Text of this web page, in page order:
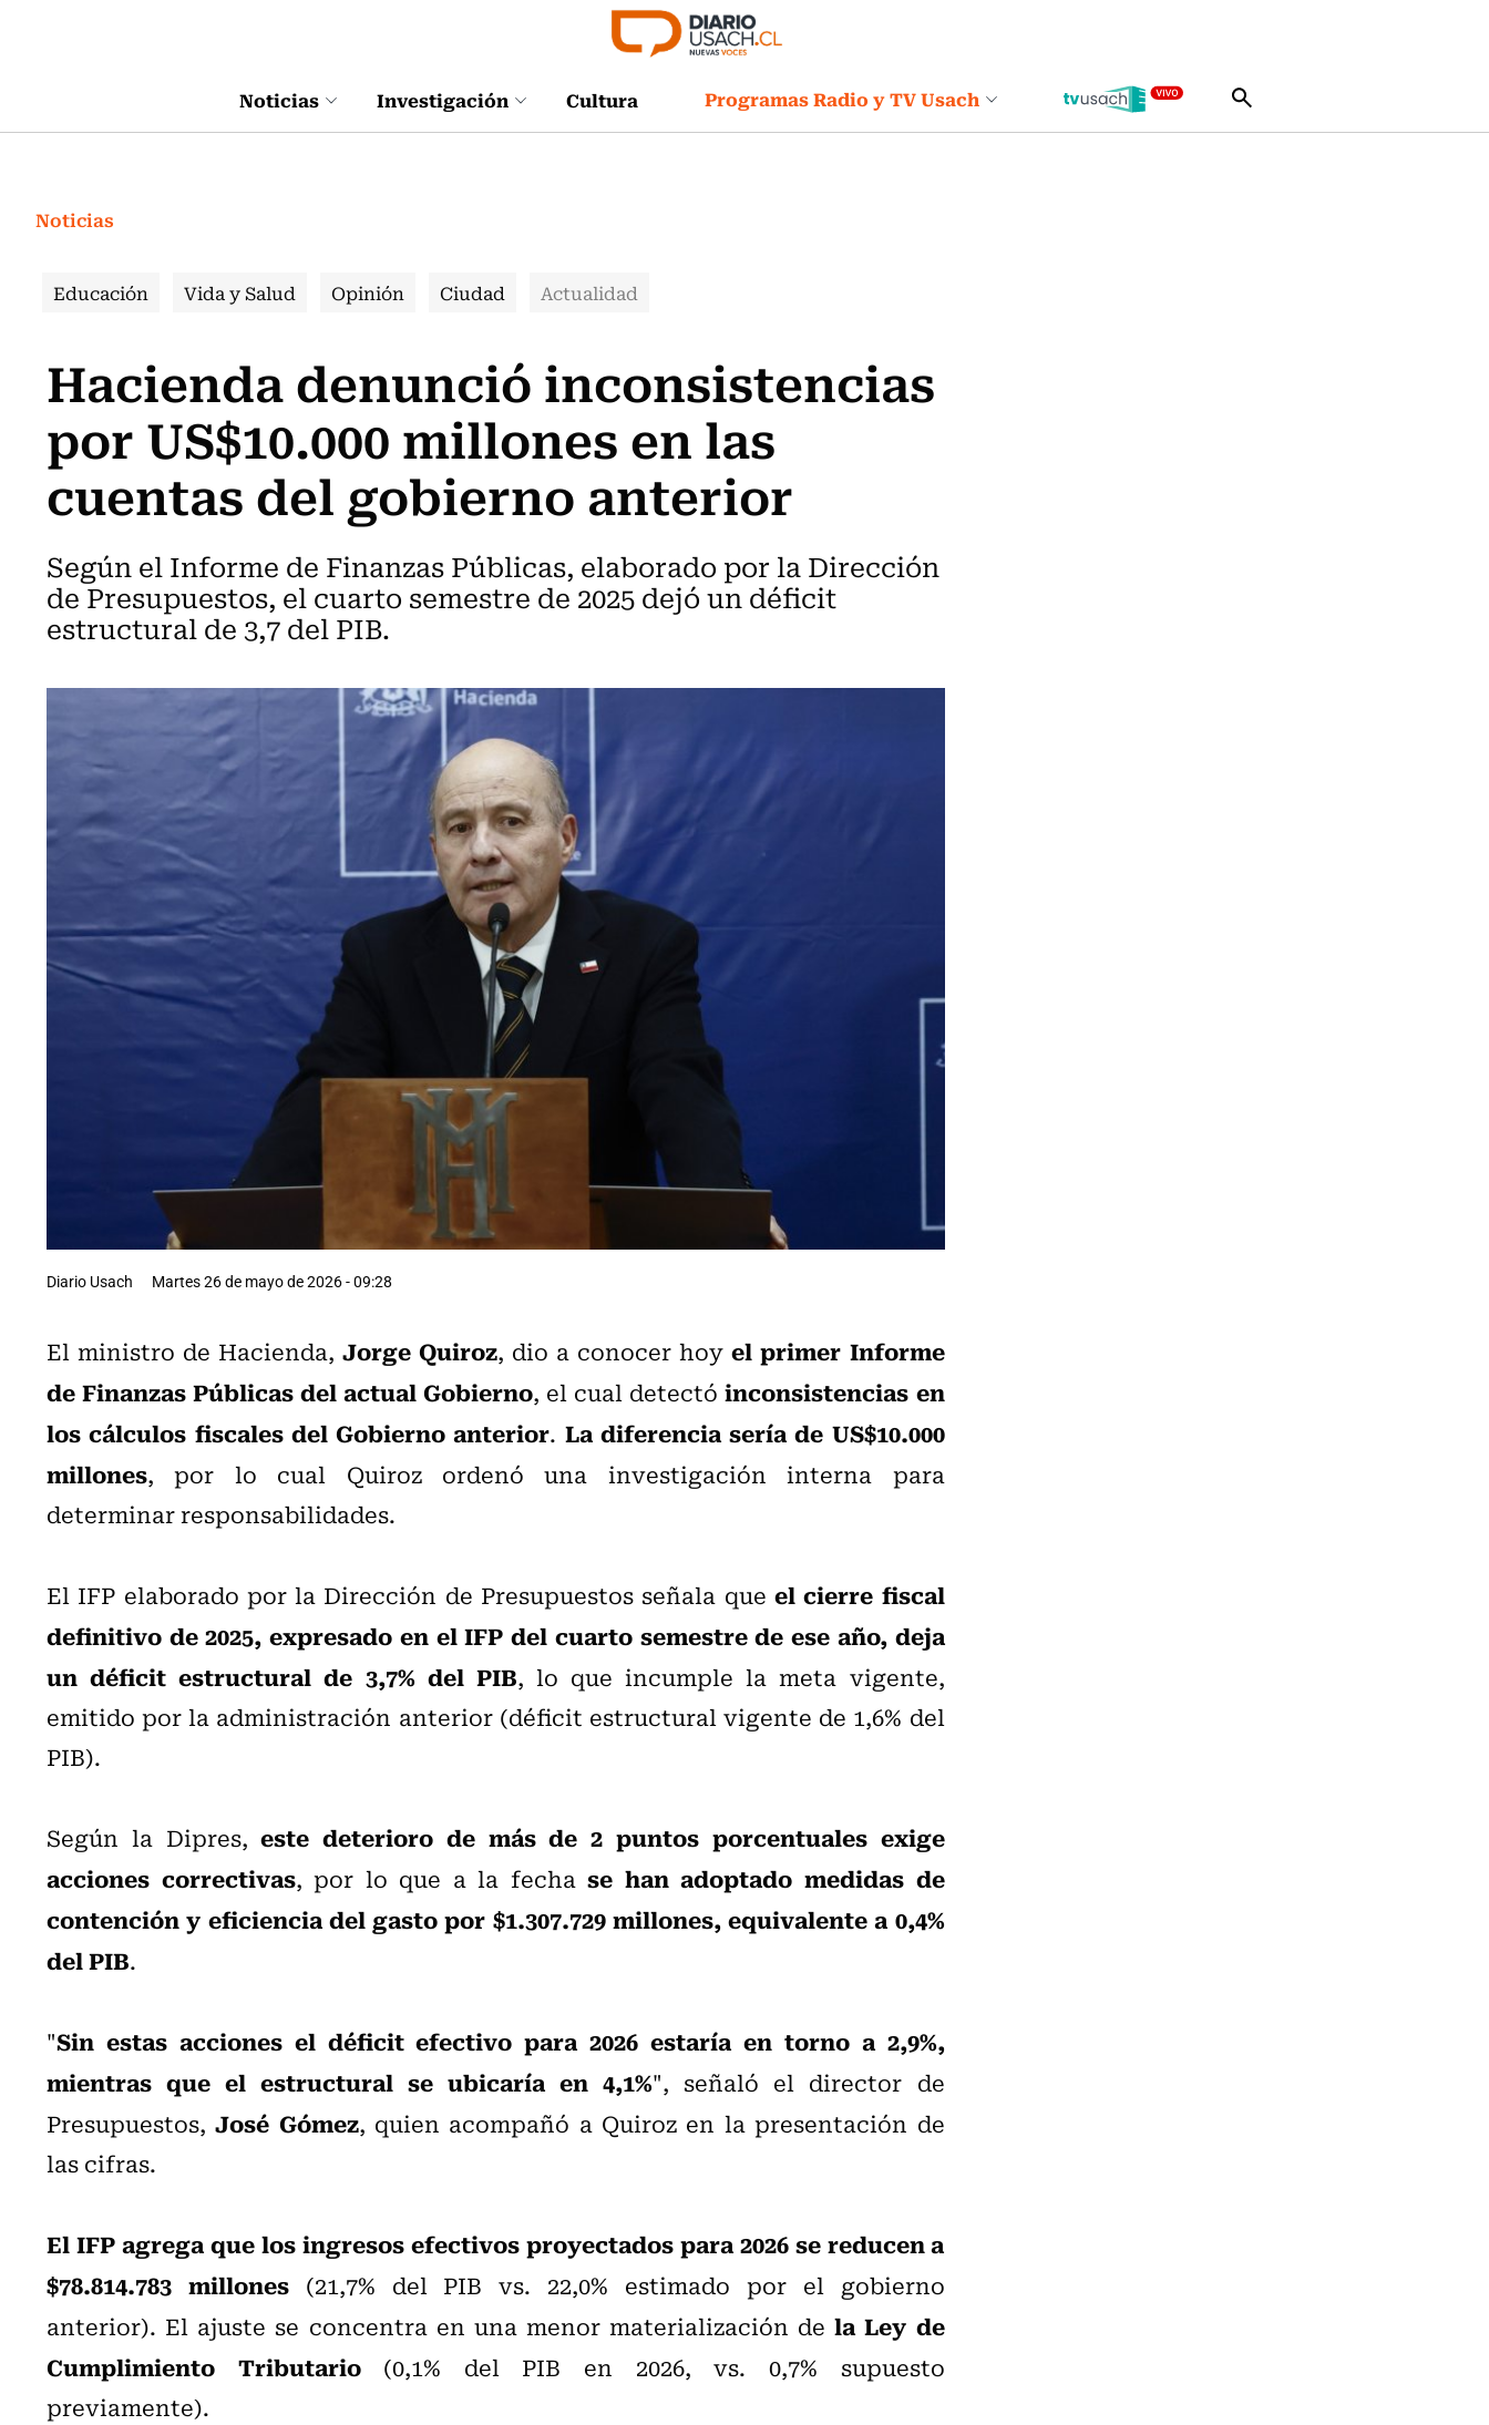
Noticias Investigación Cultura Programas Radio y TV Usach
Noticias
Educación Vida y Salud Opinión Ciudad Actualidad
Hacienda denunció inconsistencias
por US$10.000 millones en las
cuentas del gobierno anterior
Según el Informe de Finanzas Públicas, elaborado por la Dirección
de Presupuestos, el cuarto semestre de 2025 dejó un déficit
estructural de 3,7 del PIB.
Diario Usach Martes 26 de mayo de 2026 - 09:28
El ministro de Hacienda,Jorge Quiroz, dio a conocer hoyel primer Informe
de Finanzas Públicas del actual Gobierno, el cual detectóinconsistencias en
los cálculos fiscales del Gobierno anterior. La diferencia sería de US$10.000
millones, por lo cual Quiroz ordenó una investigación interna para
determinar responsabilidades.
El IFP elaborado por la Dirección de Presupuestos señala que el cierre fiscal
definitivo de 2025, expresado en el IFP del cuarto semestre de ese año, deja
un déficit estructural de 3,7% del PIB, lo que incumple la meta vigente,
emitido por la administración anterior (déficit estructural vigente de 1,6% del
PIB).
Según la Dipres,este deterioro de más de 2 puntos porcentuales exige
acciones correctivas, por lo que a la fechase han adoptado medidas de
contención y eficiencia del gasto por $1.307.729 millones, equivalente a 0,4%
del PIB.
"Sin estas acciones el déficit efectivo para 2026 estaría en torno a 2,9%,
mientras que el estructural se ubicaría en 4,1%", señaló el director de
Presupuestos,José Gómez, quien acompañó a Quiroz en la presentación de
las cifras.
El IFP agrega que los ingresos efectivos proyectados para 2026 se reducen a
$78.814.783 millones(21,7% del PIB vs. 22,0% estimado por el gobierno
anterior). El ajuste se concentra en una menor materialización dela Ley de
Cumplimiento Tributario(0,1% del PIB en 2026, vs. 0,7% supuesto
previamente).